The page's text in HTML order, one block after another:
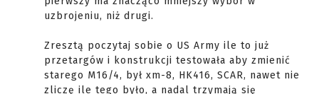
uzbrojeniu, niż drugi.
Zresztą poczytaj sobie o US Army ile to już
przetargów i konstrukcji testowała aby zmienić
starego M16/4, był xm-8, HK416, SCAR, nawet nie
zliczę ile tego było, a nadal trzymają się